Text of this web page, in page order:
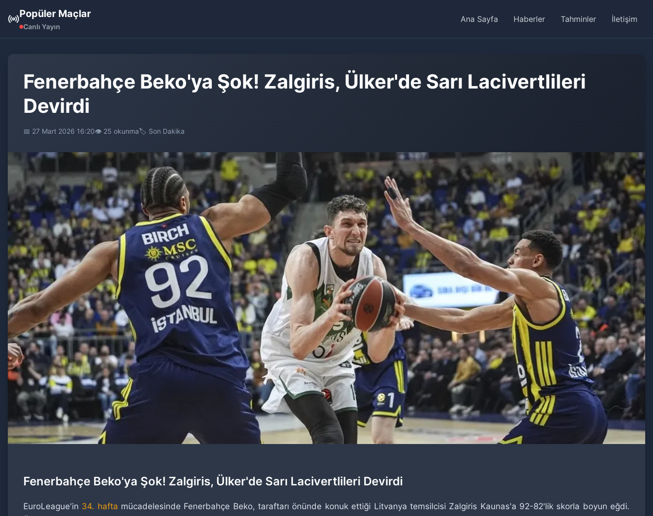
Popüler Maçlar
Canlı Yayın
Ana Sayfa Haberler Tahminler İletişim
Fenerbahçe Beko'ya Şok! Zalgiris, Ülker'de Sarı Lacivertlileri
Devirdi
📅 27 Mart 2026 16:20👁️ 25 okunma🏷️ Son Dakika
Fenerbahçe Beko'ya Şok! Zalgiris, Ülker'de Sarı Lacivertlileri Devirdi
EuroLeague'in 34. hafta mücadelesinde Fenerbahçe Beko, taraftarı önünde konuk ettiği Litvanya temsilcisi Zalgiris Kaunas'a 92-82'lik skorla boyun eğdi.